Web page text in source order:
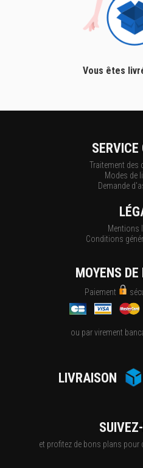
Vous êtes
Traitement des
Modes de
Demande
Mentions
Conditions
MOYENS
Paiement
ou par virement
LIVRAISON
et profitez de bons plans pour